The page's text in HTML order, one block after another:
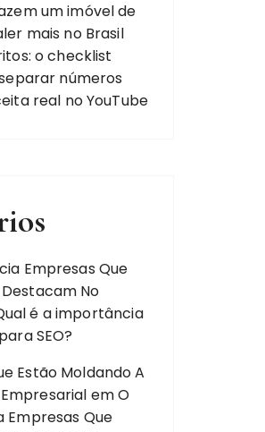
um imóvel de
mais no Brasil
o checklist
números
real no YouTube
Empresas Que
No
é a importância
SEO?
Estão Moldando A
emO
Empresas Que